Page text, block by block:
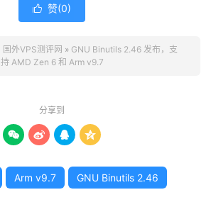
 赞(0)
国外VPS测评网 » GNU Binutils 2.46 发布，支
持 AMD Zen 6 和 Arm v9.7
分享到
   
Arm v9.7 GNU Binutils 2.46